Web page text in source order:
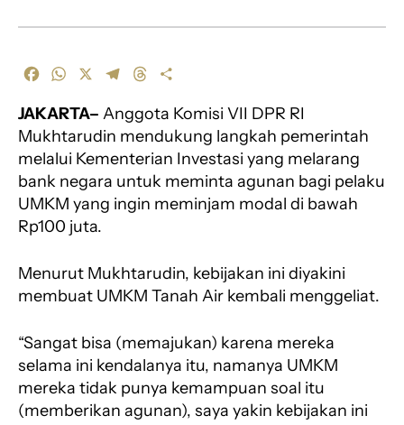
c
e
b
o
o
k
W
a
t
s
p
p
l
e
g
a
m
r
e
a
d
s
a
r
e
JAKARTA– Anggota Komisi VII DPR RI
Mukhtarudin mendukung langkah pemerintah
melalui Kementerian Investasi yang melarang
bank negara untuk meminta agunan bagi pelaku
UMKM yang ingin meminjam modal di bawah
Rp100 juta.
Menurut Mukhtarudin, kebijakan ini diyakini
membuat UMKM Tanah Air kembali menggeliat.
“Sangat bisa (memajukan) karena mereka
selama ini kendalanya itu, namanya UMKM
mereka tidak punya kemampuan soal itu
(memberikan agunan), saya yakin kebijakan ini